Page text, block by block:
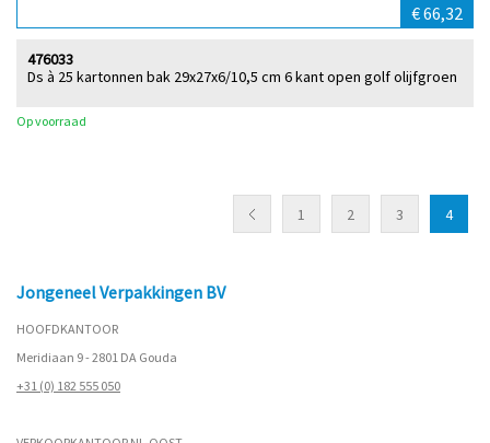
€ 66,32
Ds à 25 kartonnen bak 29x27x6/10,5 cm 6 kant open golf olijfgroen
476033
Op voorraad
1 2 3 4
Jongeneel Verpakkingen BV
HOOFDKANTOOR
Meridiaan 9 - 2801 DA Gouda
+31 (0) 182 555 050